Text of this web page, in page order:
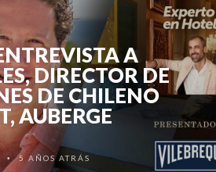
A
DIRECTOR DE
DE CHILENO
AUBERGE
•5 AÑOS ATRÁS